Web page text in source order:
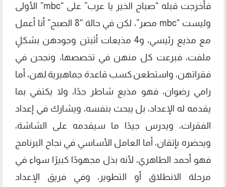
فأخرجت قبله “صباح الخير يا عرب” على “mbc” الأولى
وليست “mbc مصر”، لكن في حالة “8 الصبح” أنا أعمل
مع مذيع رئيسي، و4 مذيعات أثبتن وجودهن بشكلٍ
ملفت، فبرعت كل منهن في تخصصها، ونجحن في
فقراتهن، واستطعن كسب قاعدة جماهيرية لهن، أما
رامي رضوان، فهو مذيع شاطر جدًا، ولا يكتفي بما
يقدمه له الإعداد، بل يبحث بنفسه، ويشارك في إعداد
الفقرات، ويدرس جيدًا ما سيقدمه على الشاشة،
ويحضره بإتقان، أما العامل الأساسي في نجاح البرنامج
فهو أحمد الطاهري، لأنه بذل مجهودًا كبيرًا سواء في
مرحلة الانطلاق أو التطوير، وفي فريق الإعداد